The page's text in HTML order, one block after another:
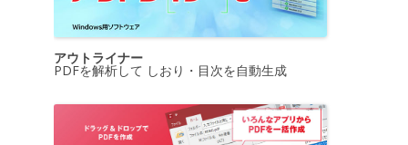
アウトライナー
PDFを解析して しおり・目次を自動生成